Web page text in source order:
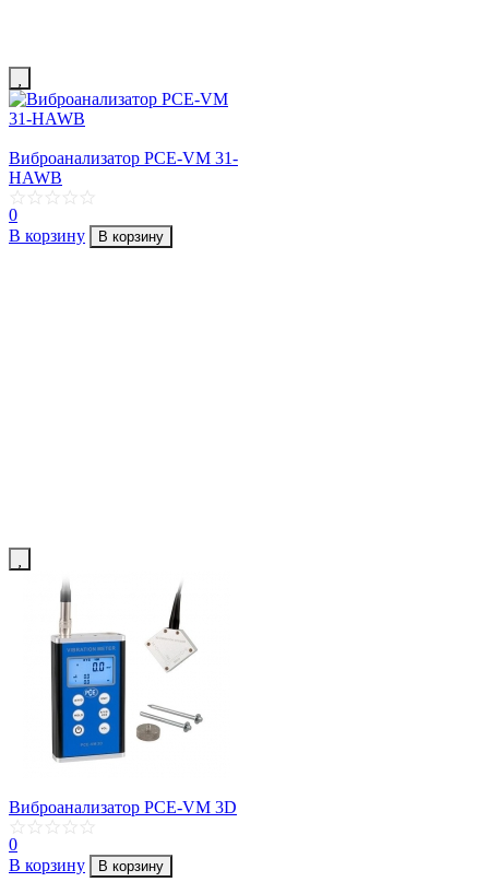
Виброанализатор PCE-VM 31-
HAWB
0
В корзину
В корзину
Виброанализатор PCE-VM 3D
0
В корзину
В корзину